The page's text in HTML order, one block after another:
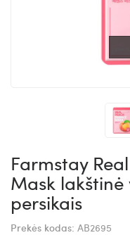
Farmstay
Mask lakštinė
persikais
Prekės kodas: AB2695